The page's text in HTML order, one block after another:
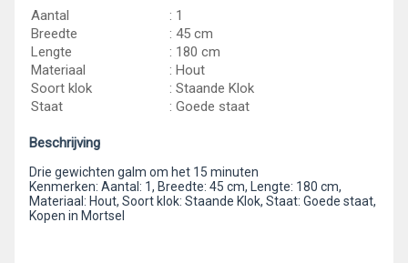
Aantal
: 1
Breedte
: 45 cm
Lengte
: 180 cm
Materiaal
: Hout
Soort klok
: Staande Klok
Staat
: Goede staat
Beschrijving
Drie gewichten galm om het 15 minuten
Kenmerken: Aantal: 1, Breedte: 45 cm, Lengte: 180 cm,
Materiaal: Hout, Soort klok: Staande Klok, Staat: Goede staat,
Kopen in Mortsel